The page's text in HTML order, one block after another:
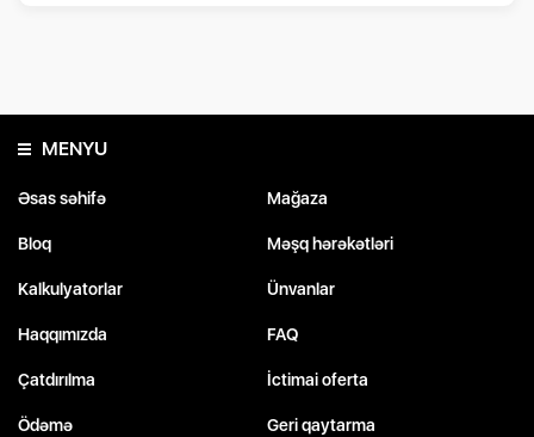
MENYU
Əsas səhifə Mağaza
Bloq Məşq hərəkətləri
Kalkulyatorlar Ünvanlar
Haqqımızda FAQ
Çatdırılma İctimai oferta
Ödəmə Geri qaytarma